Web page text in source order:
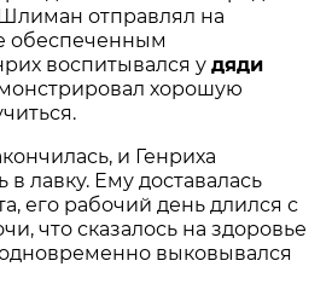
отправлял на
обеспеченным
воспитывался удяди
хорошую
и Генриха
в лавку. Ему доставалась
его рабочий день длился с
что сказалось на здоровье
выковывался